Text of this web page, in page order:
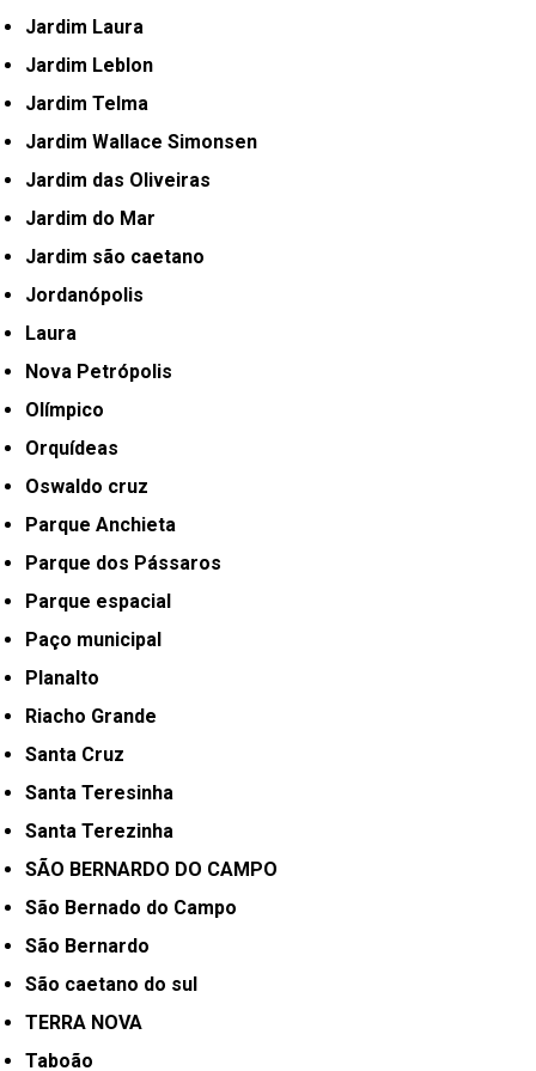
Jardim Laura
Jardim Leblon
Jardim Telma
Jardim Wallace Simonsen
Jardim das Oliveiras
Jardim do Mar
Jardim são caetano
Jordanópolis
Laura
Nova Petrópolis
Olímpico
Orquídeas
Oswaldo cruz
Parque Anchieta
Parque dos Pássaros
Parque espacial
Paço municipal
Planalto
Riacho Grande
Santa Cruz
Santa Teresinha
Santa Terezinha
SÃO BERNARDO DO CAMPO
São Bernado do Campo
São Bernardo
São caetano do sul
TERRA NOVA
Taboão